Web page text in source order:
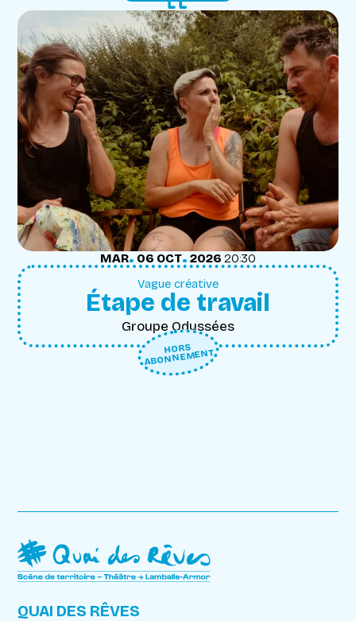
MARDI
MAR. 06OCTOBRE
OCT.2026 20:30
Vague créative
Étape de travail
Groupe Odyssées
HORS
ABONNEMENT
QUAI DES RÊVES